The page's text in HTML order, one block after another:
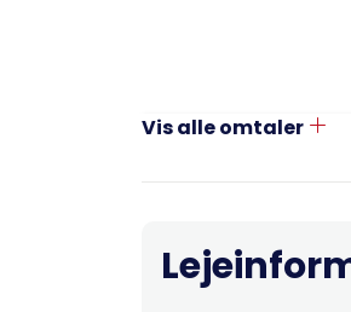
Vis alle omtaler